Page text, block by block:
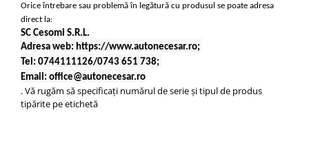
Orice întrebare sau problemă în legătură cu produsul se poate adresa
direct la:
SC Cesomi S.R.L.
Adresa web: https://www.autonecesar.ro;
Tel: 0744111126/0743 651 738;
Email: office@autonecesar.ro
. Vă rugăm să specificați numărul de serie și tipul de produs
tipărite pe etichetă